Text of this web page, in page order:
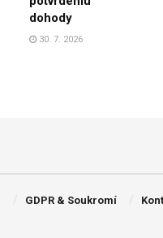
dohody
30. 7. 2026
GDPR & Soukromí